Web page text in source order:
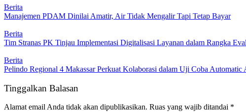
Berita
Manajemen PDAM Dinilai Amatir, Air Tidak Mengalir Tapi Tetap Bayar
Berita
Tim Stranas PK Tinjau Implementasi Digitalisasi Layanan dalam Rangka
Berita
Pelindo Regional 4 Makassar Perkuat Kolaborasi dalam Uji Coba
Tinggalkan Balasan
Alamat email Anda tidak akan dipublikasikan. Ruas yang wajib ditandai *